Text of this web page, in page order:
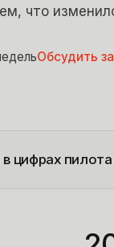
что
Обсудить
цифрах